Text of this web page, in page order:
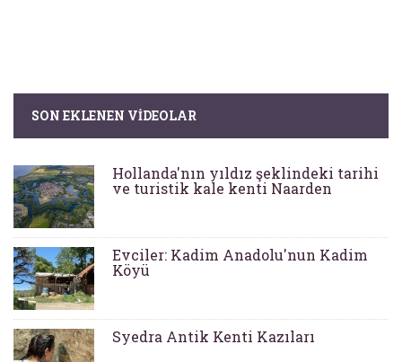
SON EKLENEN VIDEOLAR
Hollanda'nın yıldız şeklindeki tarihi
ve turistik kale kenti Naarden
Evciler: Kadim Anadolu'nun Kadim
Köyü
Syedra Antik Kenti Kazıları